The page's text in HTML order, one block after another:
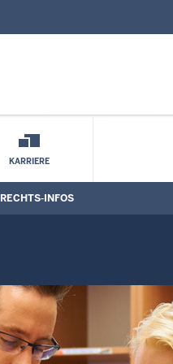
KARRIERE
RECHTS-INFOS